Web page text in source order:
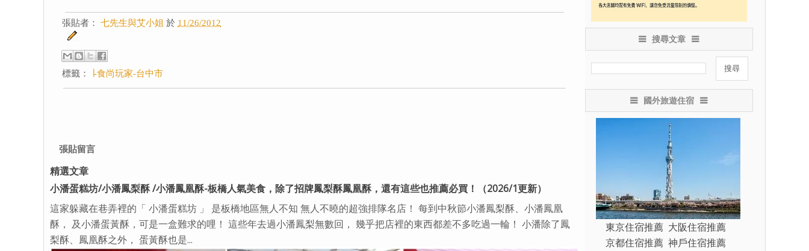
張貼者： 七先生與艾小姐 於 11/26/2012
標籤： ∣-食尚玩家-台中市
張貼留言
精選文章
小潘蛋糕坊/小潘鳳梨酥 /小潘鳳凰酥-板橋人氣美食，除了招牌鳳梨酥鳳凰酥，還有這些也推薦必買！（2026/1更新）
這家躲藏在巷弄裡的「 小潘蛋糕坊 」 是板橋地區無人不知 無人不曉的超強排隊名店！ 每到中秋節小潘鳳梨酥、小潘鳳凰
酥， 及小潘蛋黃酥，可是一盒難求的哩！ 這些年去過小潘鳳梨無數回， 幾乎把店裡的東西都差不多吃過一輪！ 小潘除了鳳
梨酥、鳳凰酥之外， 蛋黃酥也是...
搜尋文章
國外旅遊住宿
東京住宿推薦 大阪住宿推薦
京都住宿推薦 神戶住宿推薦